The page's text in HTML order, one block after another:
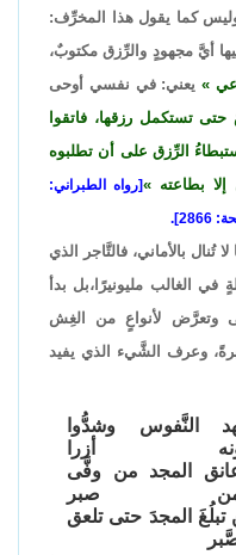
كما يقول هذا المخرِّف:
أيَّ مجهودٍ والرِّزق مكتوبٌ،
يعني: في نفسي أوحى
تستكمل رزقها، فاتقوا
الرِّزق على أن تطلبوه
بطاعته
[رواه الطبراني:
تُنال بالأماني، فالتَّاجر الذي
في الغالب مليونيرًا،بل بدأ
وتعرَّض لأنواعٍ من الغِش
وعرف الشَّيء الذي يفيد
النَّفوس وشدُّوا
أزرا
المجد من وفَّى
صبر
تبلُغَ المجدَ حتى تلعق